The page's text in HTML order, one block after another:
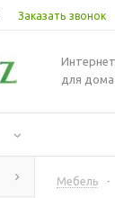
Заказать звонок
для дома
Мебель -